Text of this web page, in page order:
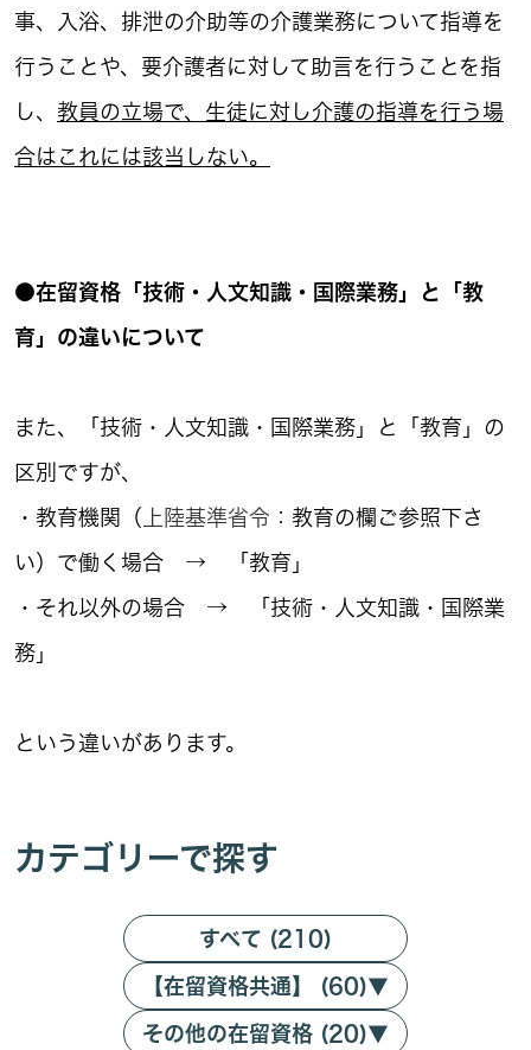
事、入浴、排泄の介助等の介護業務について指導を
行うことや、要介護者に対して助言を行うことを指
し、 教員の立場で、生徒に対し介護の指導を行う場
合はこれには該当しない。
●在留資格「技術・人文知識・国際業務」と「教
育」の違いについて
また、「技術・人文知識・国際業務」と「教育」の
区別ですが、
・教育機関（ 上陸基準省令 ：教育の欄ご参照下さ
い）で働く場合 → 「教育」
・それ以外の場合 → 「技術・人文知識・国際業
務」
という違いがあります。
カテゴリーで探す
すべて (210)
【在留資格共通】 (60)▼
その他の在留資格 (20)▼